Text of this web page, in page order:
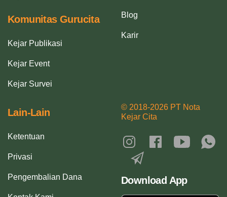
Komunitas Gurucita
Kejar Publikasi
Kejar Event
Kejar Survei
Blog
Karir
Lain-Lain
Ketentuan
Privasi
Pengembalian Dana
© 2018-2026 PT Nota
Kejar Cita
Download App